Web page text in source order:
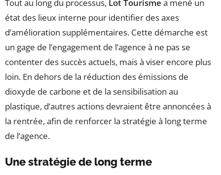
Tout au long du processus, Lot Tourisme a mené un
état des lieux interne pour identifier des axes
d’amélioration supplémentaires. Cette démarche est
un gage de l’engagement de l’agence à ne pas se
contenter des succès actuels, mais à viser encore plus
loin. En dehors de la réduction des émissions de
dioxyde de carbone et de la sensibilisation au
plastique, d’autres actions devraient être annoncées à
la rentrée, afin de renforcer la stratégie à long terme
de l’agence.
Une stratégie de long terme